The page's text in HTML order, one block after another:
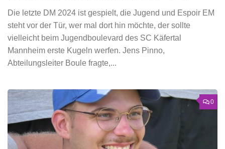
Die letzte DM 2024 ist gespielt, die Jugend und Espoir EM
steht vor der Tür, wer mal dort hin möchte, der sollte
vielleicht beim Jugendboulevard des SC Käfertal
Mannheim erste Kugeln werfen. Jens Pinno,
Abteilungsleiter Boule fragte,...
0